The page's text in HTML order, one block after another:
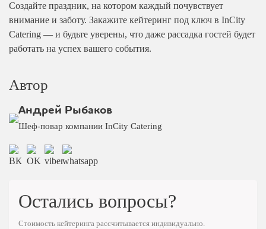
Создайте праздник, на котором каждый почувствует
внимание и заботу. Закажите кейтеринг под ключ в InCity
Catering — и будьте уверены, что даже рассадка гостей будет
работать на успех вашего события.
Автор
Андрей Рыбаков
Шеф-повар компании InCity Catering
Остались вопросы?
Стоимость кейтеринга рассчитывается индивидуально.